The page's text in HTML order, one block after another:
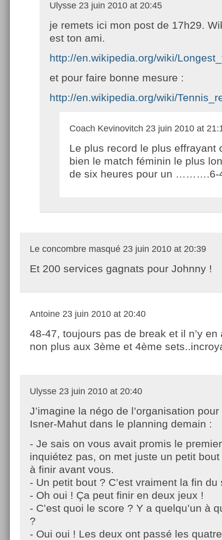
Ulysse 23 juin 2010 at 20:45
je remets ici mon post de 17h29.
est ton ami.
http://en.wikipedia.org/wiki/
et pour faire bonne mesure :
http://en.wikipedia.org/wiki/
Coach Kevinovitch 23 juin 2010 at
Le plus record le plus effrayant
bien le match féminin le plus
de six heures pour un ……….6-
Le concombre masqué 23 juin 2010 at 20:39
Et 200 services gagnats pour Johnny !
Antoine 23 juin 2010 at 20:40
48-47, toujours pas de break et il n’y en
non plus aux 3ème et 4ème
Ulysse 23 juin 2010 at 20:40
J’imagine la négo de l’organisation
Isner-Mahut dans le planning demain :
- Je sais on vous avait promis le
inquiétez pas, on met juste un petit
à finir avant vous.
- Un petit bout ? C’est vraiment la fin du
- Oh oui ! Ça peut finir en deux jeux !
- C’est quoi le score ? Y a quelqu’un à
?
- Oui oui ! Les deux ont passé les